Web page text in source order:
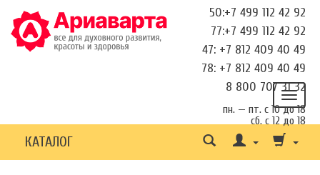
50:+7 499 112 42 92
77:+7 499 112 42 92
47: +7 812 409 40 49
78: +7 812 409 40 49
8 800 707 31 32
пн. — пт. с 10 до 18
сб. с 12 до 18
КАТАЛОГ